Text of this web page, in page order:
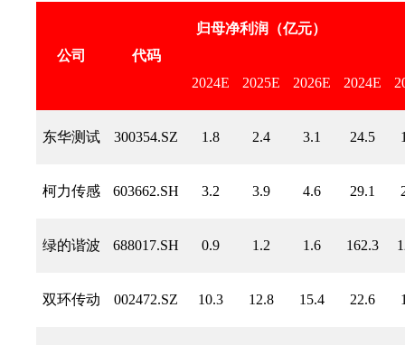
公司 代码
归母净利润（亿元）
2024E 2025E 2026E 2024E
东华测试 300354.SZ 1.8 2.4 3.1 24.5
柯力传感 603662.SH 3.2 3.9 4.6 29.1
绿的谐波 688017.SH 0.9 1.2 1.6 162.3
双环传动 002472.SZ 10.3 12.8 15.4 22.6